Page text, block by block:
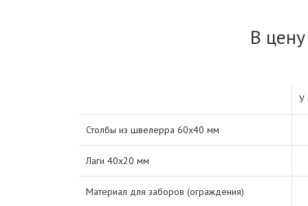
В
У
Столбы из швелерра 60х40 мм
Лаги 40х20 мм
Материал для заборов (ограждения)